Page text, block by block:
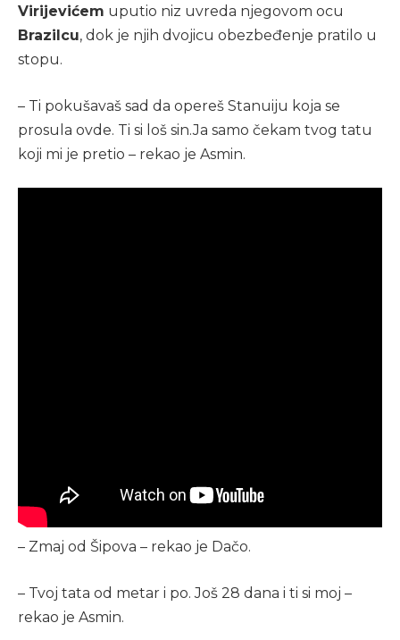
Virijevićem uputio niz uvreda njegovom ocu
Brazilcu, dok je njih dvojicu obezbeđenje pratilo u
stopu.
– Ti pokušavaš sad da opereš Stanuiju koja se
prosula ovde. Ti si loš sin.Ja samo čekam tvog tatu
koji mi je pretio – rekao je Asmin.
– Zmaj od Šipova – rekao je Dačo.
– Tvoj tata od metar i po. Još 28 dana i ti si moj –
rekao je Asmin.